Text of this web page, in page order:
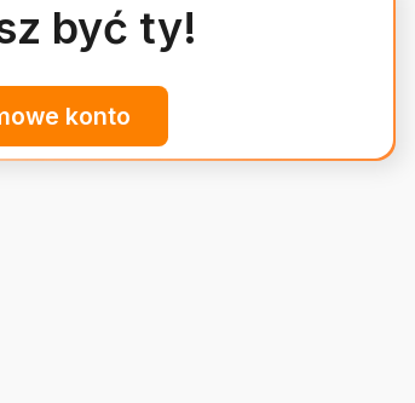
być ty!
konto